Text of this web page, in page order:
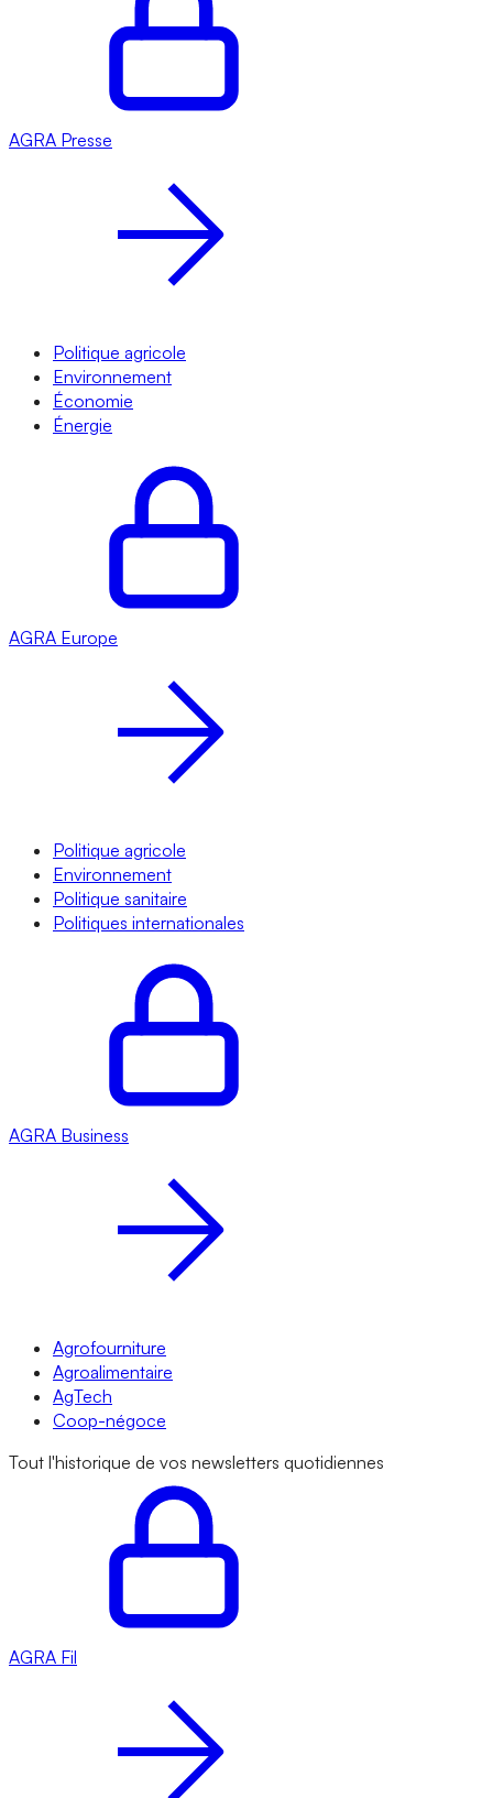
AGRA Presse
Politique agricole
Environnement
Économie
Énergie
AGRA Europe
Politique agricole
Environnement
Politique sanitaire
Politiques internationales
AGRA Business
Agrofourniture
Agroalimentaire
AgTech
Coop-négoce
Tout l'historique de vos newsletters quotidiennes
AGRA Fil